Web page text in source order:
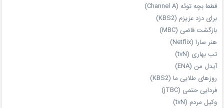
قطعا بچه توئه (Channel A)
برای دزد عزیزم (KBS2)
بازگشت قاضی (MBC)
هنر سارا (Netflix)
تب بهاری (tvN)
آیدل من (ENA)
روزهای طلایی ما (KBS2)
فردایی حتمی (jTBC)
وکیل مردم (tvN)